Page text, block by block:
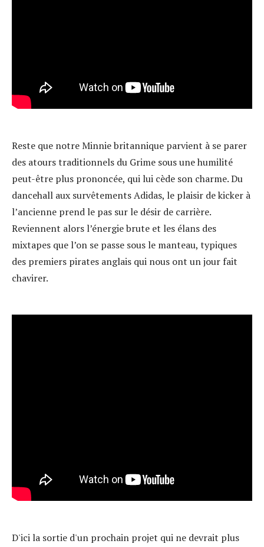
Reste que notre Minnie britannique parvient à se parer
des atours traditionnels du Grime sous une humilité
peut-être plus prononcée, qui lui cède son charme. Du
dancehall aux survêtements Adidas, le plaisir de kicker à
l’ancienne prend le pas sur le désir de carrière.
Reviennent alors l’énergie brute et les élans des
mixtapes que l’on se passe sous le manteau, typiques
des premiers pirates anglais qui nous ont un jour fait
chavirer.
D'ici la sortie d'un prochain projet qui ne devrait plus